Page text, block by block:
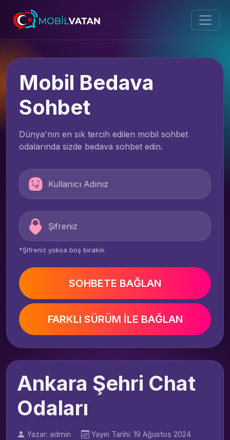
Mobil Bedava
Sohbet
Dünya'nın en sık tercih edilen mobil sohbet
odalarında sizde bedava sohbet edin.
*Şifreniz yoksa boş bırakın.
SOHBETE BAĞLAN
FARKLI SÜRÜM İLE BAĞLAN
Ankara Şehri Chat
Odaları
Yazar: admin
Yayın Tarihi: 19 Ağustos 2024